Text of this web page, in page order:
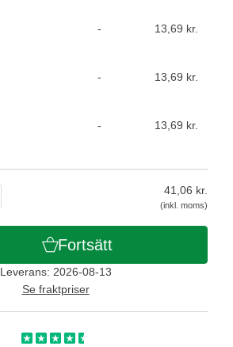
- 13,69 kr.
- 13,69 kr.
- 13,69 kr.
41,06 kr.
(inkl. moms)
Fortsätt
Leverans: 2026-08-13
Se fraktpriser